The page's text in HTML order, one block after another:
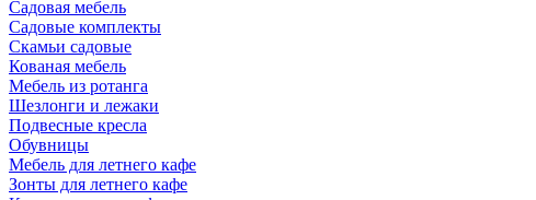
Садовая мебель
Садовые комплекты
Скамьи садовые
Кованая мебель
Мебель из ротанга
Шезлонги и лежаки
Подвесные кресла
Обувницы
Мебель для летнего кафе
Зонты для летнего кафе